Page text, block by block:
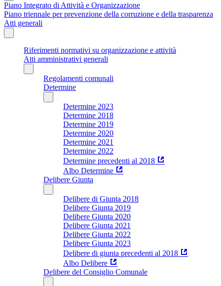
Piano Integrato di Attività e Organizzazione
Piano triennale per prevenzione della corruzione e della trasparenza
Atti generali
Riferimenti normativi su organizzazione e attività
Atti amministrativi generali
Regolamenti comunali
Determine
Determine 2023
Determine 2018
Determine 2019
Determine 2020
Determine 2021
Determine 2022
Determine precedenti al 2018
Albo Determine
Delibere Giunta
Delibere di Giunta 2018
Delibere Giunta 2019
Delibere Giunta 2020
Delibere Giunta 2021
Delibere Giunta 2022
Delibere Giunta 2023
Delibere di giunta precedenti al 2018
Albo Delibere
Delibere del Consiglio Comunale